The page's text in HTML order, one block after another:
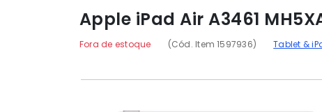
Apple iPad Air A3461
Fora de estoque (Cód. Item 1597936) Tablet &